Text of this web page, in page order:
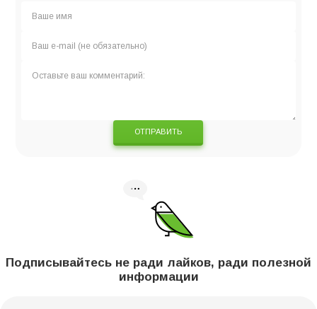
ОТПРАВИТЬ
Подписывайтесь не ради лайков, ради полезной
информации